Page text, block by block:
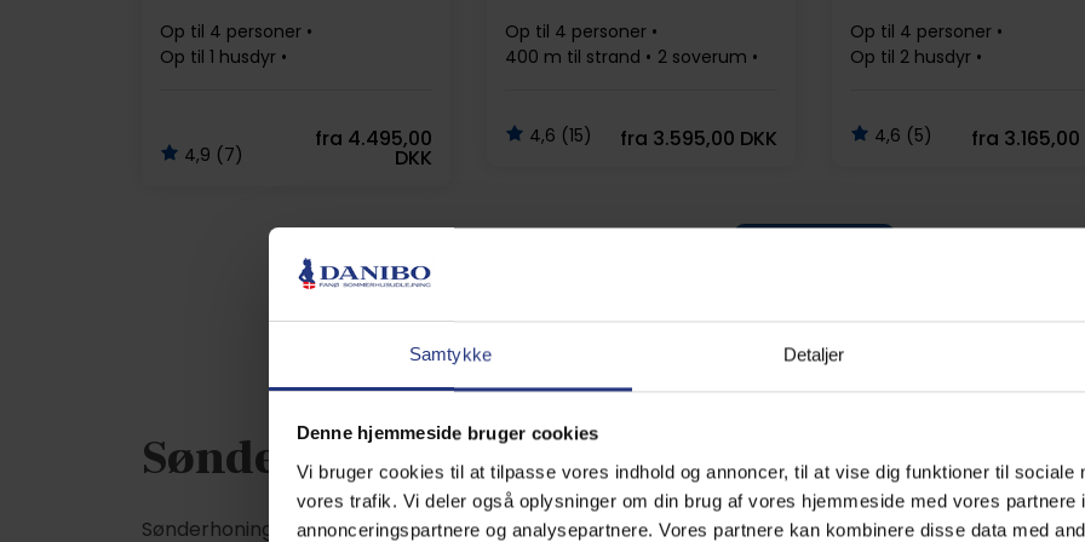
Samtykke Detaljer
Denne hjemmeside bruger cookies
Vi bruger cookies til at tilpasse vores indhold og annoncer, til at vise dig funktioner til sociale
vores trafik. Vi deler også oplysninger om din brug af vores hjemmeside med vores partnere
annonceringspartnere og analysepartnere. Vores partnere kan kombinere disse data med
Op til 4 personer
Op til 1 husdyr
4,9 (7)
fra 4.495,00
DKK
Op til 4 personer
400 m til strand
2 soverum
4,6 (15) fra 3.595,00 DKK
Op til 4 personer
Op til 2 husdyr
4,6 (5)
fra 3.165,00
Sønderhodag – 3. søndag i juli hvert år
Sønderhoningerne har deres helt egen festdag, Sønderhodagen, der afholdes den 3. søndag i juli